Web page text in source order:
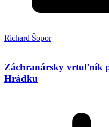
Richard Šopor
Záchranársky vrtuľník
Hrádku